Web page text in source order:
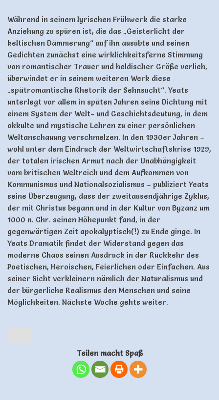
Während in seinem lyrischen Frühwerk die starke
Anziehung zu spüren ist, die das „Geisterlicht der
keltischen Dämmerung“ auf ihn ausübte und seinen
Gedichten zunächst eine wirklichkeitsferne Stimmung
von romantischer Trauer und heldischer Größe verlieh,
überwindet er in seinem weiteren Werk diese
„spätromantische Rhetorik der Sehnsucht“. Yeats
unterlegt vor allem in späten Jahren seine Dichtung mit
einem System der Welt- und Geschichtsdeutung, in dem
okkulte und mystische Lehren zu einer persönlichen
Weltanschauung verschmelzen. In den 1930er Jahren –
wohl unter dem Eindruck der Weltwirtschaftskrise 1929,
der totalen irischen Armut nach der Unabhängigkeit
vom britischen Weltreich und dem Aufkommen von
Kommunismus und Nationalsozialismus – publiziert Yeats
seine Überzeugung, dass der zweitausendjährige Zyklus,
der mit Christus begann und in der Kultur von Byzanz um
1000 n. Chr. seinen Höhepunkt fand, in der
gegenwärtigen Zeit apokalyptisch(!) zu Ende ginge. In
Yeats Dramatik findet der Widerstand gegen das
moderne Chaos seinen Ausdruck in der Rückkehr des
Poetischen, Heroischen, Feierlichen oder Einfachen. Aus
seiner Sicht verkleinern nämlich der Naturalismus und
der bürgerliche Realismus den Menschen und seine
Möglichkeiten. Nächste Woche gehts weiter.
Teilen macht Spaß